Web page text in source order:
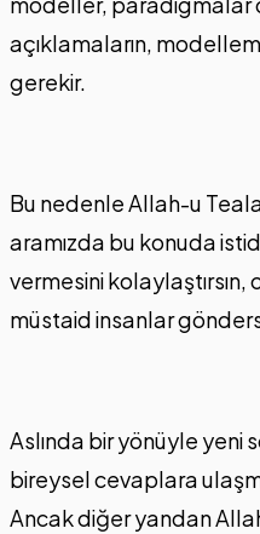
açıklamaların,
gerekir.
Bu nedenle Allah-u
aramızda bu konuda
vermesini kolaylaştırsın,
müstaid insanlar
Aslında bir yönüyle yeni
bireysel cevaplara
Ancak diğer yandan